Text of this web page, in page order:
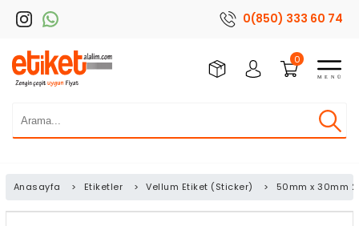
0(850) 333 60 74
0
Anasayfa > Etiketler > Vellum Etiket (Sticker) > 50mm x 30mm